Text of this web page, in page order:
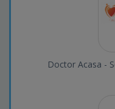
Doctor Acasa -